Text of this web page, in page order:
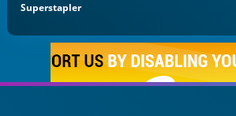
Superstapler